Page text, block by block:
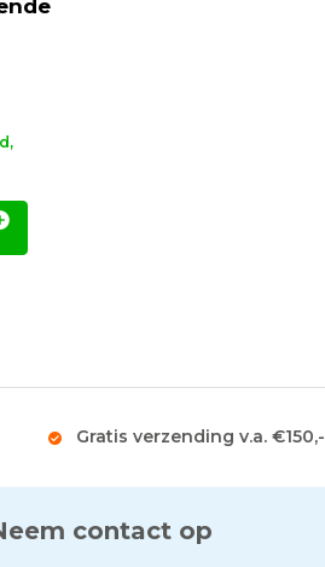
Gratis verzending v.a. €150,-
contact op